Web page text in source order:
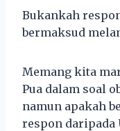
Bukankah
bermaksud
Memang kita
Pua dalam soal
namun apakah
respon daripada